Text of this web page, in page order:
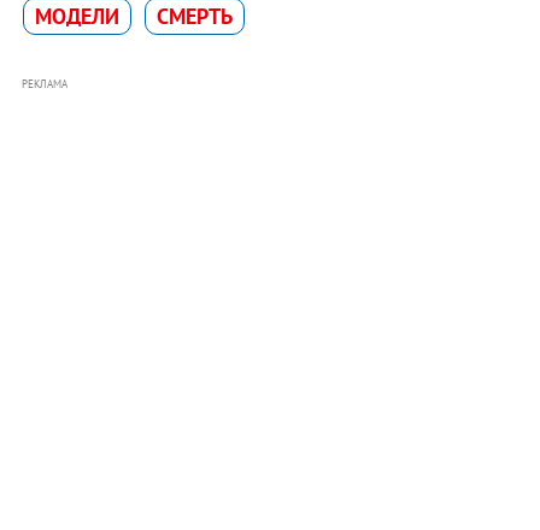
МОДЕЛИ СМЕРТЬ
РЕКЛАМА